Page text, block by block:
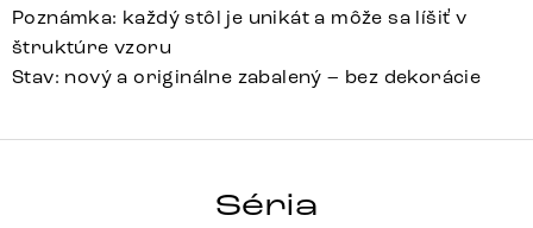
Poznámka: každý stôl je unikát a môže sa líšiť v
štruktúre vzoru
Stav: nový a originálne zabalený – bez dekorácie
Séria